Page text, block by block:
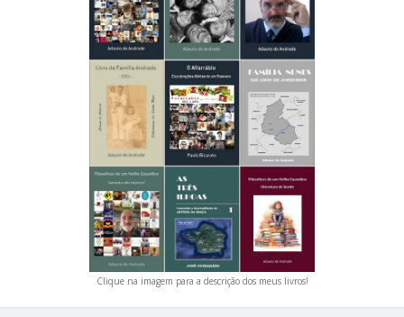
Clique na imagem para a descrição dos meus livros!